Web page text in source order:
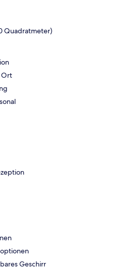
Quadratmeter)
Ort
Geschirr